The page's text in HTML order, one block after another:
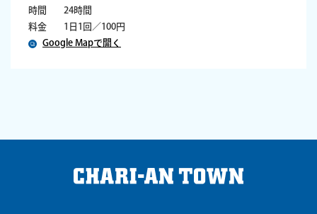
時間
24時間
料金
1日1回／100円
Google Mapで開く